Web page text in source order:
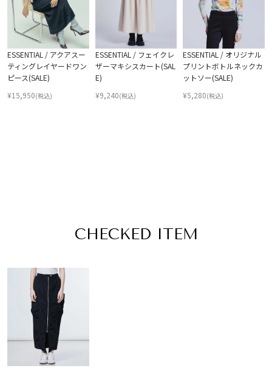
ESSENTIAL / アクアスー
ティングレイヤードワン
ピース(SALE)
¥15,950(税込)
ESSENTIAL / フェイクレ
ザーマキシスカート(SAL
E)
¥9,240(税込)
ESSENTIAL / オリジナル
プリントボトルネックカ
ットソー(SALE)
¥5,280(税込)
CHECKED ITEM